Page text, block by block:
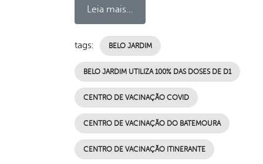
Leia mais...
tags: BELO JARDIM
BELO JARDIM UTILIZA 100% DAS DOSES DE D1
CENTRO DE VACINAÇÃO COVID
CENTRO DE VACINAÇÃO DO BATEMOURA
CENTRO DE VACINAÇÃO ITINERANTE